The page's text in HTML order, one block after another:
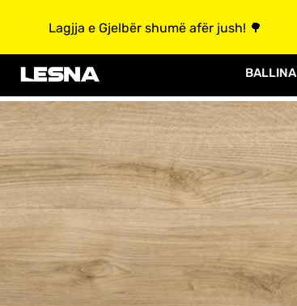
Lagjja e Gjelbër shumë afër jush! 🌳
BALLINA